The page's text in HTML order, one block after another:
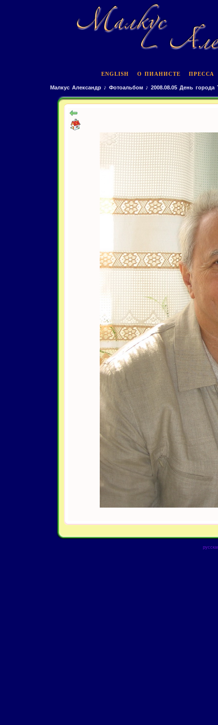
ENGLISH О ПИАНИСТЕ ПРЕССА
Малкус Александр ♪ Фотоальбом ♪ 2008.08.05 День